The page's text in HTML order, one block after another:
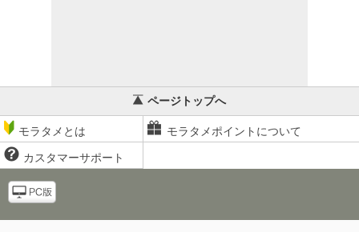
ページトップへ
モラタメとは モラタメポイントについて
カスタマーサポート